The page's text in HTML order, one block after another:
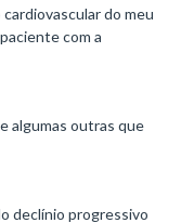
do meu
com a
algumas outras que
declínio progressivo